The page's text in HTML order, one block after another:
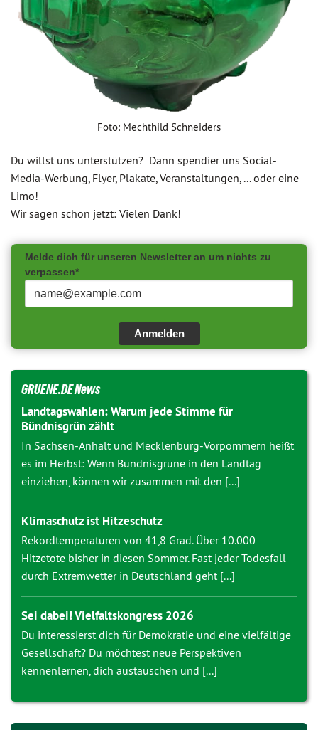
Foto: Mechthild Schneiders
Du willst uns unterstützen? Dann spendier uns Social-
Media-Werbung, Flyer, Plakate, Veranstaltungen, ... oder eine
Limo!
Wir sagen schon jetzt: Vielen Dank!
Melde dich für unseren Newsletter an um nichts zu
verpassen*
Anmelden
GRUENE.DE News
Landtagswahlen: Warum jede Stimme für
Bündnisgrün zählt
In Sachsen-Anhalt und Mecklenburg-Vorpommern heißt
es im Herbst: Wenn Bündnisgrüne in den Landtag
einziehen, können wir zusammen mit den [...]
Klimaschutz ist Hitzeschutz
Rekordtemperaturen von 41,8 Grad. Über 10.000
Hitzetote bisher in diesen Sommer. Fast jeder Todesfall
durch Extremwetter in Deutschland geht [...]
Sei dabei! Vielfaltskongress 2026
Du interessierst dich für Demokratie und eine vielfältige
Gesellschaft? Du möchtest neue Perspektiven
kennenlernen, dich austauschen und [...]